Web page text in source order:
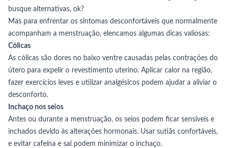
busque alternativas, ok?
Mas para enfrentar os sintomas desconfortáveis que normalmente
acompanham a menstruação, elencamos algumas dicas valiosas:
Cólicas
As cólicas são dores no baixo ventre causadas pelas contrações do
útero para expelir o revestimento uterino. Aplicar calor na região,
fazer exercícios leves e utilizar analgésicos podem ajudar a aliviar o
desconforto.
Inchaço nos seios
Antes ou durante a menstruação, os seios podem ficar sensíveis e
inchados devido às alterações hormonais. Usar sutiãs confortáveis,
e evitar cafeína e sal podem minimizar o inchaço.